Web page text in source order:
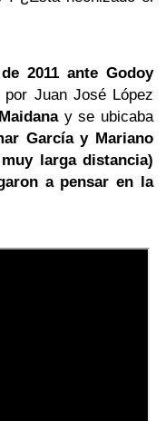
2011 ante Godoy
Juan José López
y se ubicaba
García y Mariano
larga distancia)
a pensar en la